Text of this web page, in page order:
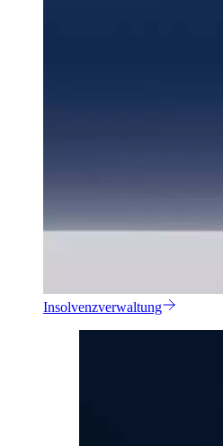
Insolvenzverwaltung